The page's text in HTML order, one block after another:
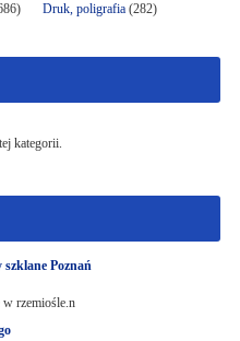
Druk, poligrafia(282)
kategorii.
Poznań
rzemiośle.n